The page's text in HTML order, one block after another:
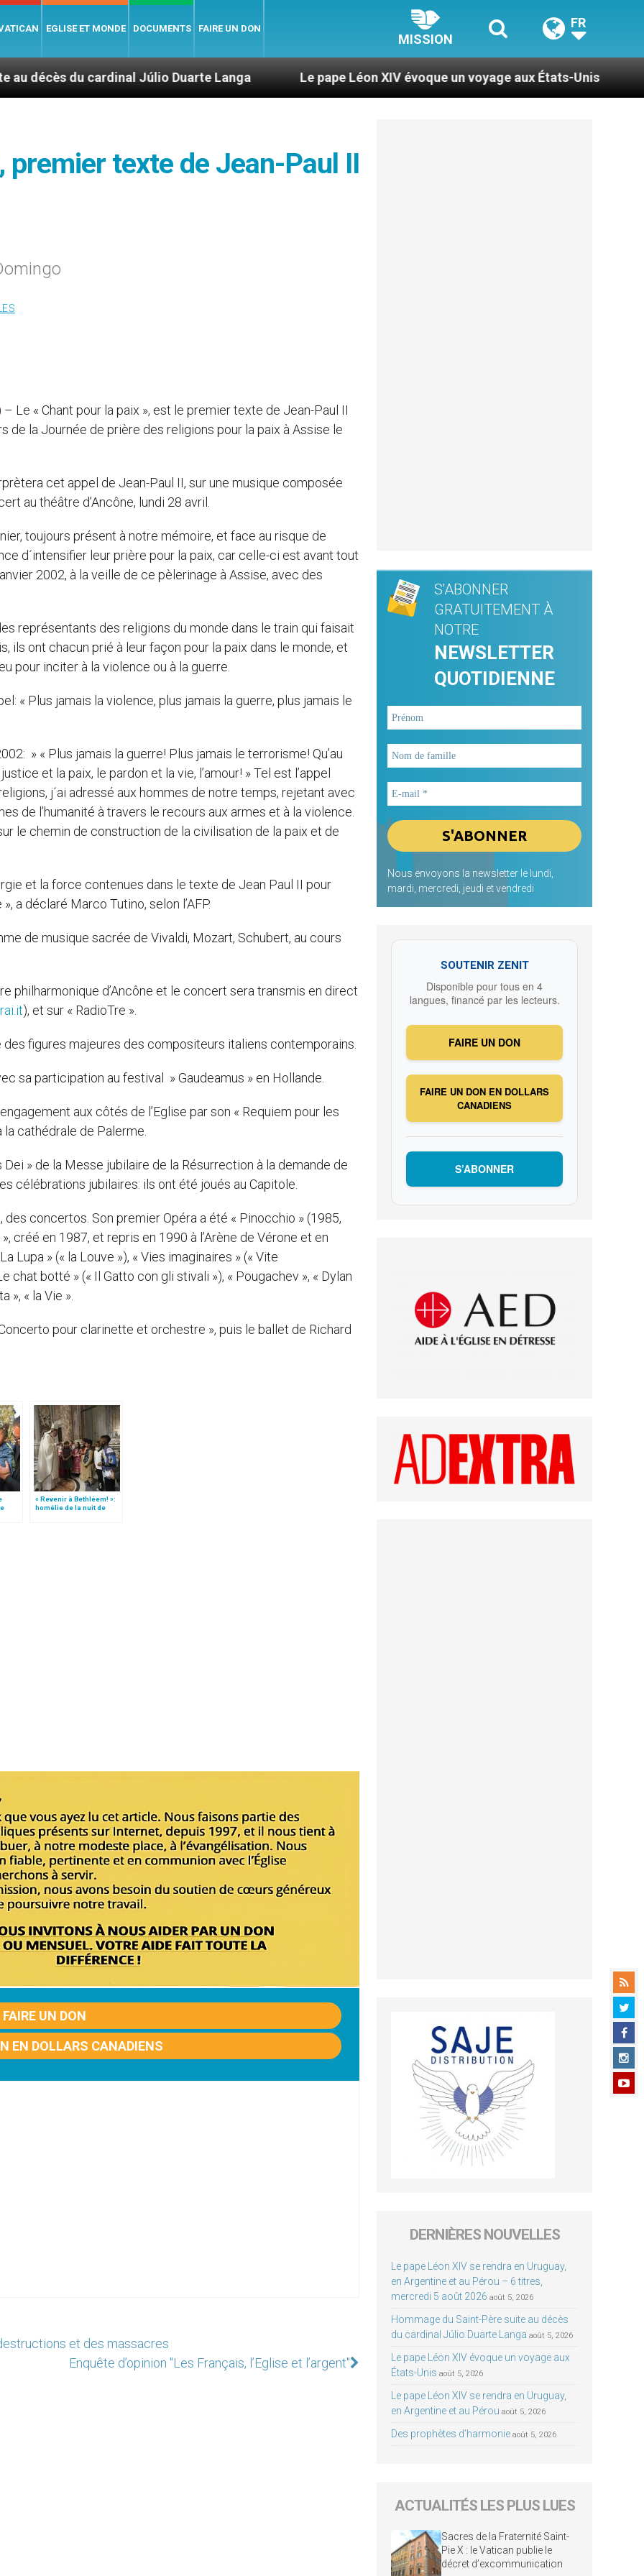
EGLISE ET MONDE DOCUMENTS FAIRE UN DON
MISSION
FR
Júlio Duarte Langa Le pape Léon XIV évoque un voyage aux États-Unis Le pape Léon
premier texte de Jean-Paul II
– Le « Chant pour la paix », est le premier texte de Jean-Paul II
de la Journée de prière des religions pour la paix à Assise le
cet appel de Jean-Paul II, sur une musique composée
au théâtre d’Ancône, lundi 28 avril.
toujours présent à notre mémoire, et face au risque de
d´intensifier leur prière pour la paix, car celle-ci est avant tout
2002, à la veille de ce pèlerinage à Assise, avec des
représentants des religions du monde dans le train qui faisait
ils ont chacun prié à leur façon pour la paix dans le monde, et
pour inciter à la violence ou à la guerre.
« Plus jamais la violence, plus jamais la guerre, plus jamais le
» « Plus jamais la guerre! Plus jamais le terrorisme! Qu’au
et la paix, le pardon et la vie, l’amour! » Tel est l’appel
j´ai adressé aux hommes de notre temps, rejetant avec
de l’humanité à travers le recours aux armes et à la violence.
le chemin de construction de la civilisation de la paix et de
et la force contenues dans le texte de Jean Paul II pour
a déclaré Marco Tutino, selon l’AFP.
de musique sacrée de Vivaldi, Mozart, Schubert, au cours
philharmonique d’Ancône et le concert sera transmis en direct
), et sur « RadioTre ».
des figures majeures des compositeurs italiens contemporains.
sa participation au festival » Gaudeamus » en Hollande.
aux côtés de l’Eglise par son « Requiem pour les
cathédrale de Palerme.
Dei » de la Messe jubilaire de la Résurrection à la demande de
célébrations jubilaires: ils ont été joués au Capitole.
concertos. Son premier Opéra a été « Pinocchio » (1985,
créé en 1987, et repris en 1990 à l’Arène de Vérone et en
Lupa » (« la Louve »), « Vies imaginaires » (« Vite
chat botté » (« Il Gatto con gli stivali »), « Pougachev », « Dylan
», « la Vie ».
pour clarinette et orchestre », puis le ballet de Richard
« Revenir à Bethléem! »:
homélie de la nuit de
Noël (texte complet)
FAIRE UN DON
EN DOLLARS CANADIENS
et des massacres
Enquête d’opinion "Les Français, l’Eglise et l’argent"
S'ABONNER
GRATUITEMENT À
NOTRE
NEWSLETTER
QUOTIDIENNE
Nous envoyons la newsletter le lundi,
mardi, mercredi, jeudi et vendredi
SOUTENIR ZENIT
Disponible pour tous en 4
langues, financé par les lecteurs.
FAIRE UN DON
FAIRE UN DON EN DOLLARS
CANADIENS
S’ABONNER
DERNIÈRES NOUVELLES
Le pape Léon XIV se rendra en Uruguay,
en Argentine et au Pérou – 6 titres,
mercredi 5 août 2026 août 5, 2026
Hommage du Saint-Père suite au décès
du cardinal Júlio Duarte Langa août 5, 2026
Le pape Léon XIV évoque un voyage aux
États-Unis août 5, 2026
Le pape Léon XIV se rendra en Uruguay,
en Argentine et au Pérou août 5, 2026
Des prophètes d’harmonie août 5, 2026
ACTUALITÉS LES PLUS LUES
Sacres de la Fraternité Saint-
Pie X : le Vatican publie le
décret d’excommunication